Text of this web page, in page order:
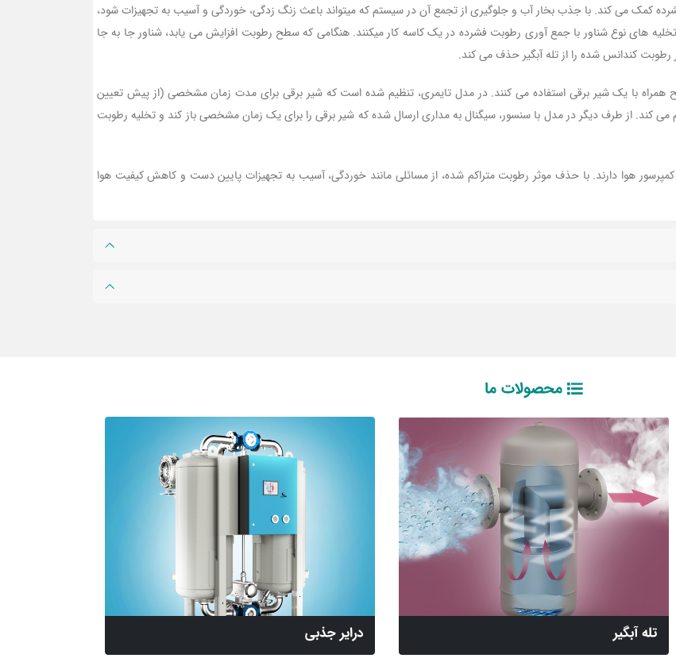
کمک می کند. با جذب بخار آب و جلوگیری از تجمع آن در سیستم که میتواند باعث زنگ زدگی، خوردگی و آسیب به تجهیزات شود،
های نوع شناور با جمع آوری رطوبت فشرده در یک کاسه کار میکنند. هنگامی که سطح رطوبت افزایش می یابد، شناور جا به جا
کندانس شده را از تله آبگیر حذف می کند.
همراه با یک شیر برقی استفاده می کنند. در مدل تایمری، تنظیم شده است که شیر برقی برای مدت زمان مشخصی (از پیش تعیین
کند. از طرف دیگر در مدل با سنسور، سیگنال به مداری ارسال شده که شیر برقی را برای یک زمان مشخصی باز کند و تخلیه رطوبت
هوا دارند. با حذف موثر رطوبت متراکم شده، از مسائلی مانند خوردگی، آسیب به تجهیزات پایین دست و کاهش کیفیت هوا
محصولات ما
تله آبگیر درایر جذبی